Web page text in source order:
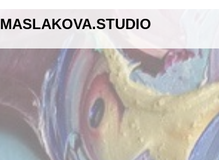
MASLAKOVA.STUDIO